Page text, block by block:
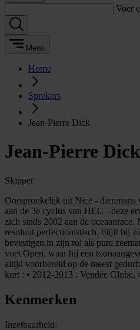
Voer
Menu
Home
Sprekers
Jean-Pierre Dick
Jean-Pierre Dick
Skipper
Oorspronkelijk uit Nice - dierenarts
aan de 3e cyclus van HEC - deze
zich sinds 2002 aan de
resoluut perfectionistisch, blijft hij
bevestigen in zijn rol als pure
voet Open, waar hij een
altijd voorbereid op de meest
kort : • 2012-2013 : Vendée Globe,
Kenmerken
Inzetbaarheid: